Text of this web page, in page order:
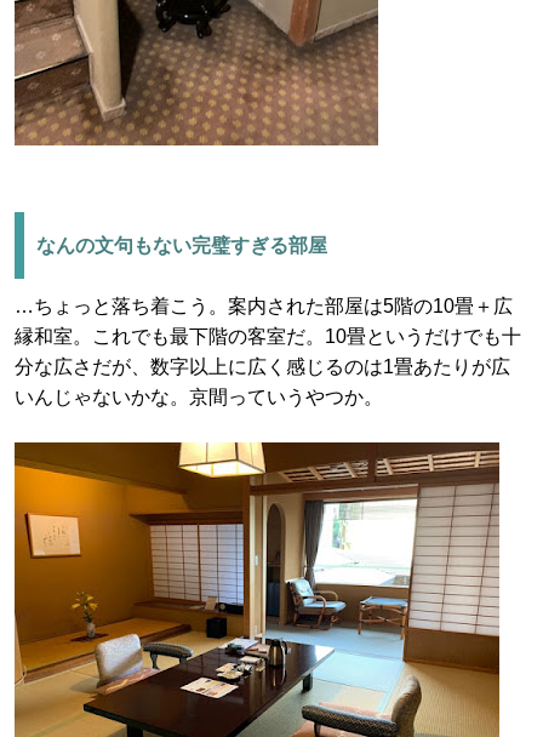
なんの文句もない完璧すぎる部屋
…ちょっと落ち着こう。案内された部屋は5階の10畳＋広
縁和室。これでも最下階の客室だ。10畳というだけでも十
分な広さだが、数字以上に広く感じるのは1畳あたりが広
いんじゃないかな。京間っていうやつか。